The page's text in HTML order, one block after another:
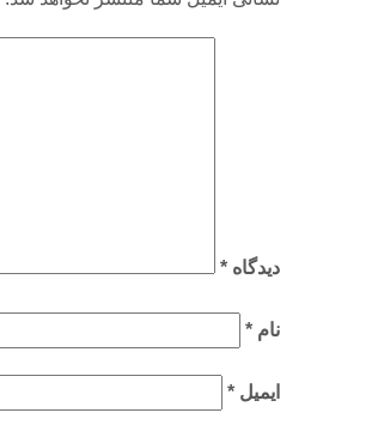
دیدگاه *
نام *
ایمیل *